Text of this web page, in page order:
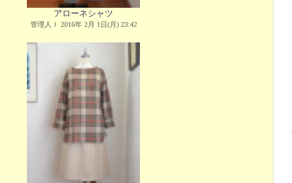
アローネシャツ
管理人Ｉ 2016年 2月 1日(月) 23:42